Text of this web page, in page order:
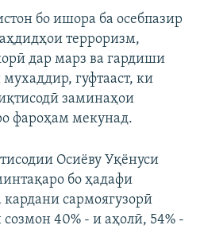
бо ишора ба осебпазир
терроризм,
дар марз ва гардиши
гуфтааст, ки
заминаҳои
фароҳам мекунад.
Осиёву Уқёнуси
бо ҳадафи
кардани сармоягузорӣ
40% - и аҳолӣ, 54% -